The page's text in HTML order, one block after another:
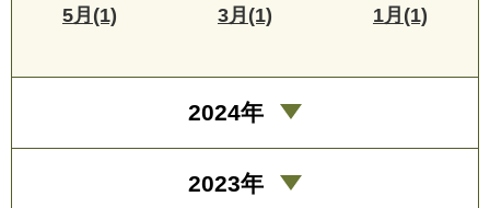
5月(1) 3月(1) 1月(1)
2024年
2023年